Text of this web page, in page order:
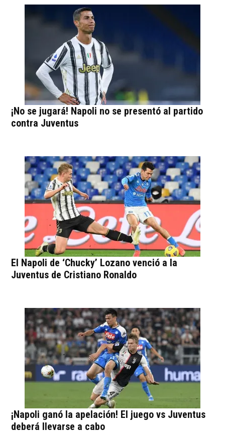
¡No se jugará! Napoli no se presentó al partido
contra Juventus
El Napoli de ‘Chucky’ Lozano venció a la
Juventus de Cristiano Ronaldo
¡Napoli ganó la apelación! El juego vs Juventus
deberá llevarse a cabo